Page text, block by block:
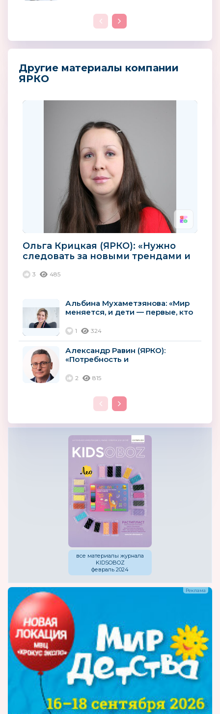
Другие материалы компании
ЯРКО
Ольга Крицкая (ЯРКО): «Нужно
следовать за новыми трендами и
3 485
Альбина Мухаметзянова: «Мир
меняется, и дети — первые, кто
1 324
Александр Равин (ЯРКО):
«Потребность и
лицензий будут расти»
2 815
все материалы журнала
KIDSOBOZ
февраль 2024